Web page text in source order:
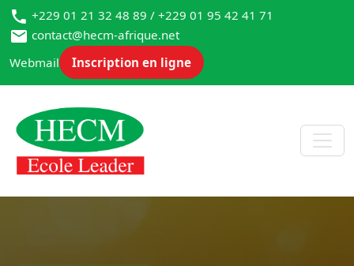
+229 01 21 32 48 89 / +229 01 95 42 41 71
contact@hecm-afrique.net
Webmail
Inscription en ligne